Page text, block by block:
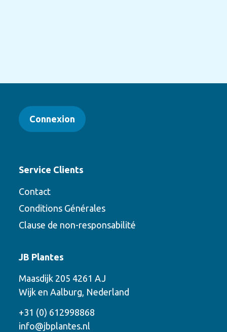
options suivantes
Connexion
Service Clients
Contact
Conditions Générales
Clause de non-responsabilité
JB Plantes
Maasdijk 205 4261 AJ
Wijk en Aalburg, Nederland
+31 (0) 612998868
info@jbplantes.nl